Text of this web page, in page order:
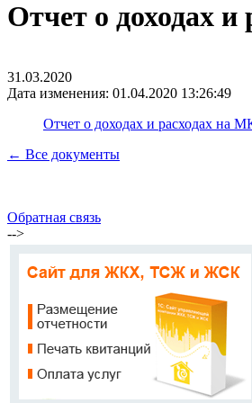
Отчет о доходах
31.03.2020
Дата изменения: 01.04.2020 13:26:49
Отчет о доходах и расходах на
← Все документы
Обратная связь
-->